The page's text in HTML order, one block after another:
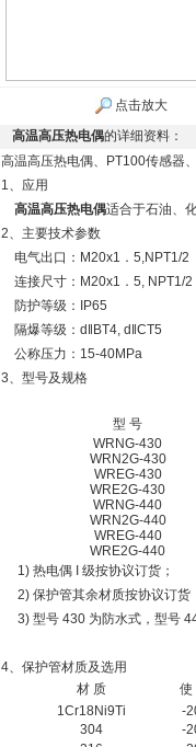
点击放大
高温高压热电偶的详细资料：
高温高压热电偶、PT100传感器
1、应用
高温高压热电偶适合于石油、
2、主要技术参数
电气出口：M20x1．5,NPT1/2
连接尺寸：M20x1．5, NPT1/2
防护等级：IP65
隔爆等级：d‖BT4, d‖CT5
公称压力：15-40MPa
3、型号及规格
型 号
WRNG-430
WRN2G-430
WREG-430
WRE2G-430
WRNG-440
WRN2G-440
WREG-440
WRE2G-440
1) 热电偶 I 级按协议订货；
2) 保护管其余材质按协议订货
3) 型号 430 为防水式，型号
4、保护管材质及选用
材 质
使
1Cr18Ni9Ti
-
304
-